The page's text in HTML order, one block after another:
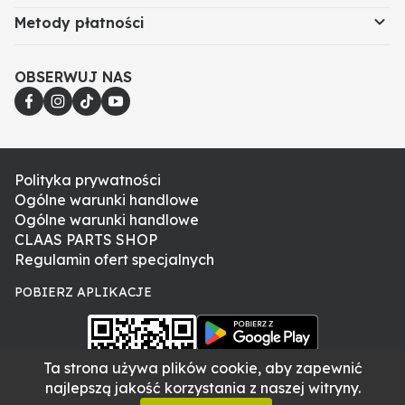
Ta strona używa plików cookie, aby zapewnić
najlepszą jakość korzystania z naszej witryny.
utrzymania zdrowia i komfortu pracy. Regularna
wymiana zużytego obuwia zapobiega
przemoczeniem.
Jeżeli nie posiadają Państwo numeru katalogowego
części, prosimy o kontakt i podanie numeru VIN
modelach mogą różnić się w zależności od numeru
seryjnego, dlatego weryfikacja po numerze VIN jest
najpewniejszym sposobem doboru odpowiedniej
części.
Metody płatności
OBSERWUJ NAS
Polityka prywatności
Ogólne warunki handlowe
Ogólne warunki handlowe
CLAAS PARTS SHOP
Regulamin ofert specjalnych
POBIERZ APLIKACJE